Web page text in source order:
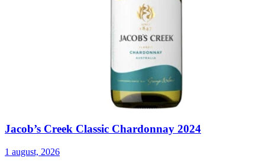
Jacob’s Creek Classic Chardonnay 2024
1 august, 2026